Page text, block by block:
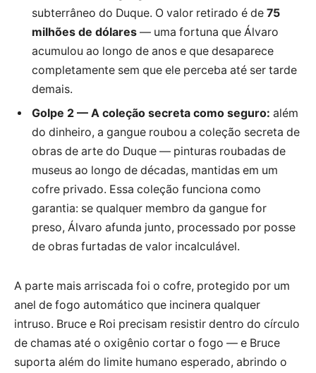
subterrâneo do Duque. O valor retirado é de 75
milhões de dólares — uma fortuna que Álvaro
acumulou ao longo de anos e que desaparece
completamente sem que ele perceba até ser tarde
demais.
Golpe 2 — A coleção secreta como seguro: além
do dinheiro, a gangue roubou a coleção secreta de
obras de arte do Duque — pinturas roubadas de
museus ao longo de décadas, mantidas em um
cofre privado. Essa coleção funciona como
garantia: se qualquer membro da gangue for
preso, Álvaro afunda junto, processado por posse
de obras furtadas de valor incalculável.
A parte mais arriscada foi o cofre, protegido por um
anel de fogo automático que incinera qualquer
intruso. Bruce e Roi precisam resistir dentro do círculo
de chamas até o oxigênio cortar o fogo — e Bruce
suporta além do limite humano esperado, abrindo o